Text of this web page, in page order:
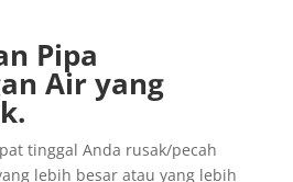
Pipa
Air yang
.
tinggal Anda rusak/pecah
lebih besar atau yang lebih